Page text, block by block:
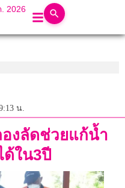
2026
น.
องลัดช่วยแก้น้ำ
ใน3ปี